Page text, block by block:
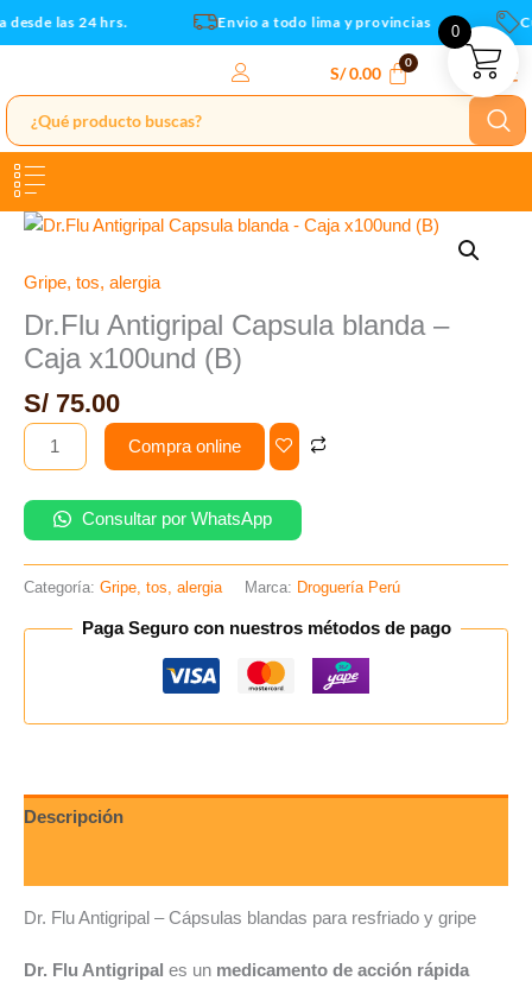
al
las 24 hrs. Envio a todo lima y provincias
S/0.00
Gripe, tos, alergia
Dr.Flu Antigripal Capsula blanda –
Caja x100und (B)
S/ 75.00
Dr.Flu
Capsula
-
Caja
x100und
(B)
cantidad
Compra online
Consultar por WhatsApp
Categoría: Gripe, tos, alergia Marca: Droguería Perú
Paga Seguro con nuestros métodos de pago
Descripción
Dr. Flu Antigripal – Cápsulas blandas para resfriado y gripe
Dr. Flu Antigripal es un medicamento de acción rápida
0
x100und
cantidad